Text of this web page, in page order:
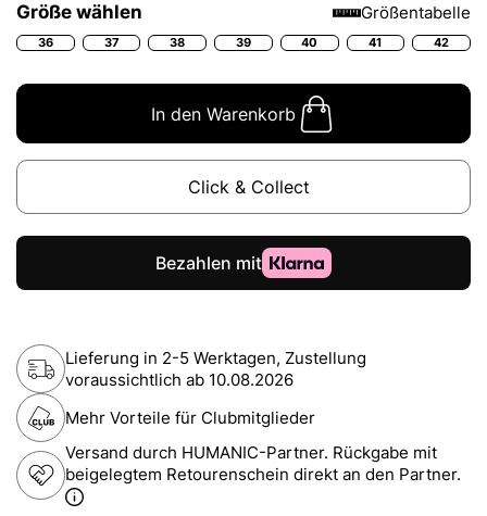
Größe wählen Größentabelle
36 37 38 39 40 41 42
In den Warenkorb
Click & Collect
Lieferung in 2-5 Werktagen, Zustellung
voraussichtlich ab 10.08.2026
Mehr Vorteile für Clubmitglieder
Versand durch HUMANIC-Partner. Rückgabe mit
beigelegtem Retourenschein direkt an den Partner.